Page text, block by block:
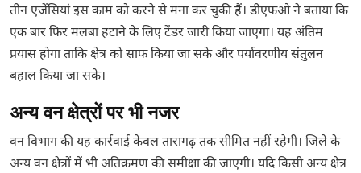
तीन एजेंसियां इस काम को करने से मना कर चुकी हैं। डीएफओ ने बताया कि
एक बार फिर मलबा हटाने के लिए टेंडर जारी किया जाएगा। यह अंतिम
प्रयास होगा ताकि क्षेत्र को साफ किया जा सके और पर्यावरणीय संतुलन
बहाल किया जा सके।
अन्य वन क्षेत्रों पर भी नजर
वन विभाग की यह कार्रवाई केवल तारागढ़ तक सीमित नहीं रहेगी। जिले के
अन्य वन क्षेत्रों में भी अतिक्रमण की समीक्षा की जाएगी। यदि किसी अन्य क्षेत्र